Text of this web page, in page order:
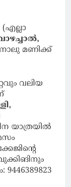
മണിക്ക്
വലിയ
യാത്രയിൽ